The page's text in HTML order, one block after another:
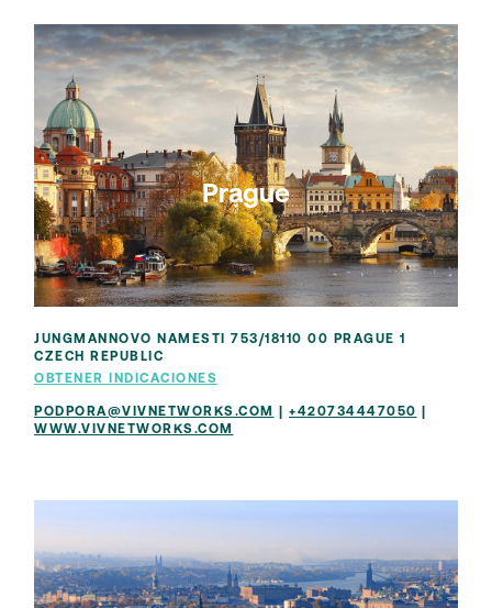
Prague
JUNGMANNOVO NAMESTI 753/18110 00 PRAGUE 1
CZECH REPUBLIC
OBTENER INDICACIONES
PODPORA@VIVNETWORKS.COM +420734447050
WWW.VIVNETWORKS.COM